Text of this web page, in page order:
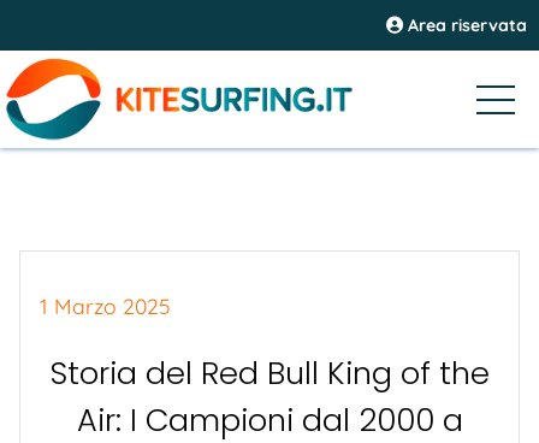
Area riservata
1 Marzo 2025
Storia del Red Bull King of the
Air: I Campioni dal 2000 a